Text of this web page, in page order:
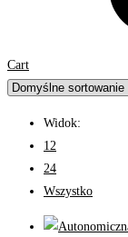
Cart
Widok:
12
24
Wszystko